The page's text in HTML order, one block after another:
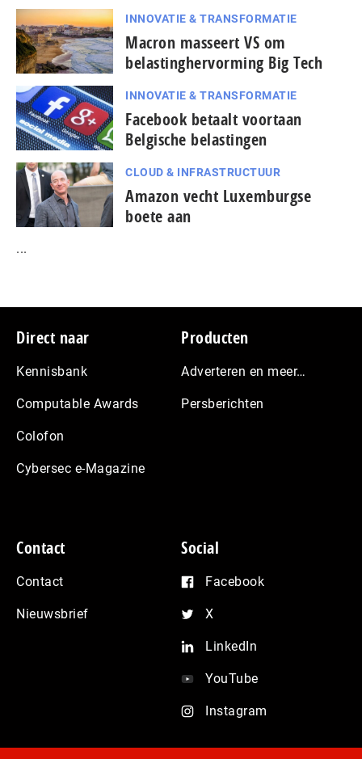
INNOVATIE & TRANSFORMATIE
Macron masseert VS om
belastinghervorming Big Tech
INNOVATIE & TRANSFORMATIE
Facebook betaalt voortaan
Belgische belastingen
CLOUD & INFRASTRUCTUUR
Amazon vecht Luxemburgse
boete aan
...
Footer
Direct naar
Kennisbank
Computable Awards
Colofon
Cybersec e-Magazine
Producten
Adverteren en meer…
Persberichten
Contact
Contact
Nieuwsbrief
Social
Facebook
X
LinkedIn
YouTube
Instagram